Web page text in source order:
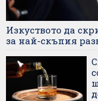
Изкуството да
за най-скъпия